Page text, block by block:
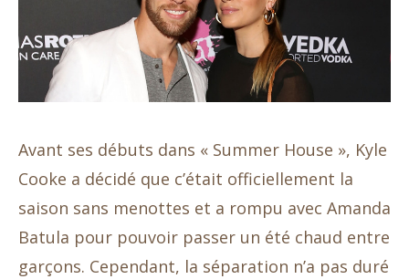
Avant ses débuts dans « Summer House », Kyle
Cooke a décidé que c’était officiellement la
saison sans menottes et a rompu avec Amanda
Batula pour pouvoir passer un été chaud entre
garçons. Cependant, la séparation n’a pas duré